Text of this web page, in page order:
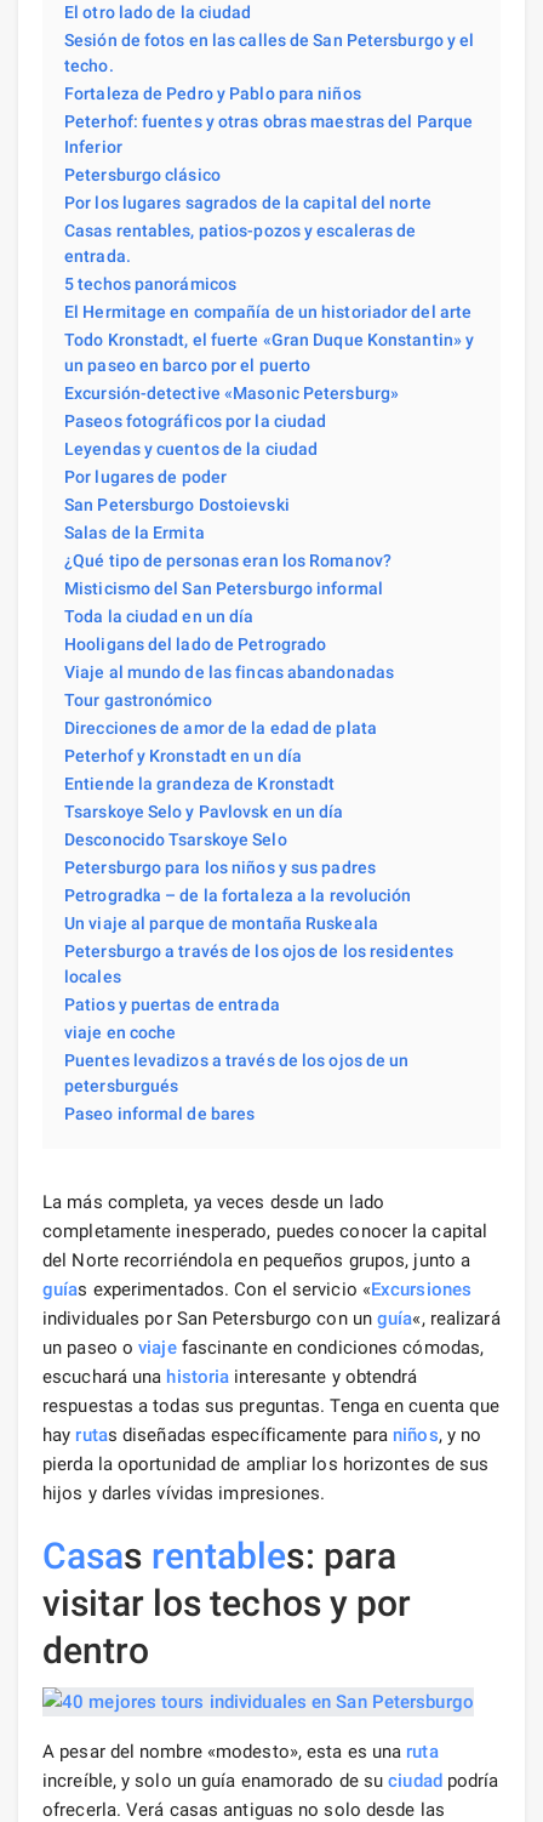
El otro lado de la ciudad
Sesión de fotos en las calles de San Petersburgo y el
techo.
Fortaleza de Pedro y Pablo para niños
Peterhof: fuentes y otras obras maestras del Parque
Inferior
Petersburgo clásico
Por los lugares sagrados de la capital del norte
Casas rentables, patios-pozos y escaleras de
entrada.
5 techos panorámicos
El Hermitage en compañía de un historiador del arte
Todo Kronstadt, el fuerte «Gran Duque Konstantin» y
un paseo en barco por el puerto
Excursión-detective «Masonic Petersburg»
Paseos fotográficos por la ciudad
Leyendas y cuentos de la ciudad
Por lugares de poder
San Petersburgo Dostoievski
Salas de la Ermita
¿Qué tipo de personas eran los Romanov?
Misticismo del San Petersburgo informal
Toda la ciudad en un día
Hooligans del lado de Petrogrado
Viaje al mundo de las fincas abandonadas
Tour gastronómico
Direcciones de amor de la edad de plata
Peterhof y Kronstadt en un día
Entiende la grandeza de Kronstadt
Tsarskoye Selo y Pavlovsk en un día
Desconocido Tsarskoye Selo
Petersburgo para los niños y sus padres
Petrogradka – de la fortaleza a la revolución
Un viaje al parque de montaña Ruskeala
Petersburgo a través de los ojos de los residentes
locales
Patios y puertas de entrada
viaje en coche
Puentes levadizos a través de los ojos de un
petersburgués
Paseo informal de bares
La más completa, ya veces desde un lado
completamente inesperado, puedes conocer la capital
del Norte recorriéndola en pequeños grupos, junto a
guías experimentados. Con el servicio «Excursiones
individuales por San Petersburgo con unguía«, realizará
un paseo oviajefascinante en condiciones cómodas,
escuchará una historia interesante y obtendrá
respuestas a todas sus preguntas. Tenga en cuenta que
hay rutas diseñadas específicamente para niños, y no
pierda la oportunidad de ampliar los horizontes de sus
hijos y darles vívidas impresiones.
Casas rentables: para
visitar los techos y por
dentro
A pesar del nombre «modesto», esta es una ruta
increíble, y solo un guía enamorado de suciudadpodría
ofrecerla. Verá casas antiguas no solo desde las